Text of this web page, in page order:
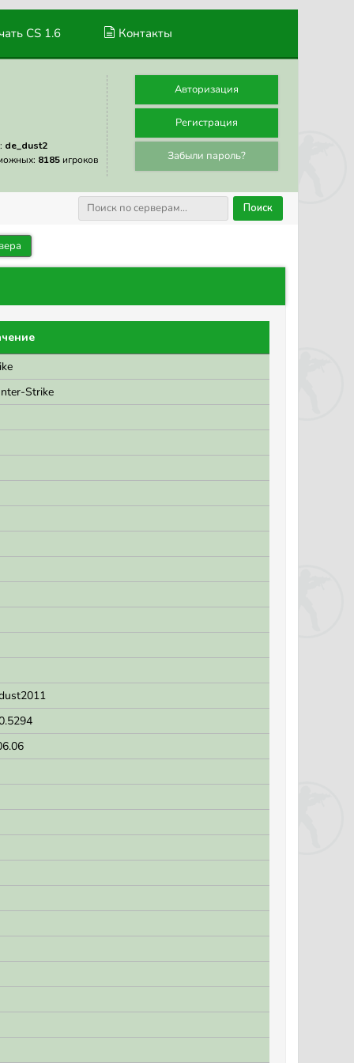
CS 1.6 Контакты
de_dust2
8185 игроков
Авторизация
Регистрация
Забыли пароль?
Поиск
Strike